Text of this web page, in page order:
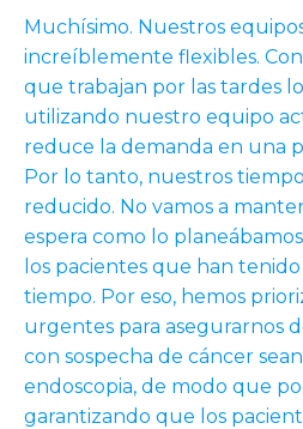
Muchísimo. Nuestros
increíblemente flexibles.
que trabajan por las tardes
utilizando nuestro equipo
reduce la demanda en una
Por lo tanto, nuestros
reducido. No vamos a
espera como lo
los pacientes que han
tiempo. Por eso, hemos
urgentes para asegurarnos
con sospecha de cáncer
endoscopia, de modo que
garantizando que los